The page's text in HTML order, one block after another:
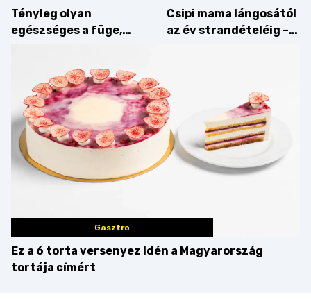
Tényleg olyan
egészséges a füge,
Csipi mama lángosától
az év strandételéig –
Gasztro
Ez a 6 torta versenyez idén a Magyarország
tortája címért